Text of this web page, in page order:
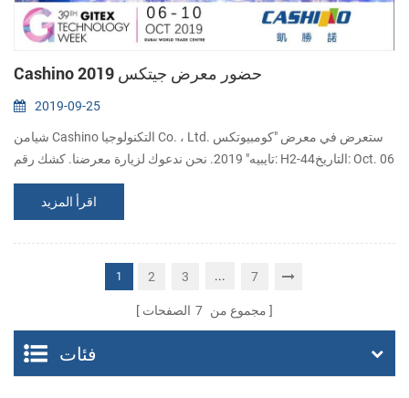
Cashino حضور معرض جيتكس 2019
2019-09-25
شيامن Cashino التكنولوجيا Co. ، Ltd. ستعرض في معرض "كومبيوتكس
تايبيه" 2019. نحن ندعوك لزيارة معرضنا. كشك رقم: H2-44التاريخ: Oct. 06
- 10, 2019 العنوان: دبي التجاري العالمي centreoff شارع الشيخ زايد ، ص.
ب. صندوق بريد 9292: دبياقرأ المزيد
1 2 3 ... 7
مجموع من 7 الصفحات
فئات